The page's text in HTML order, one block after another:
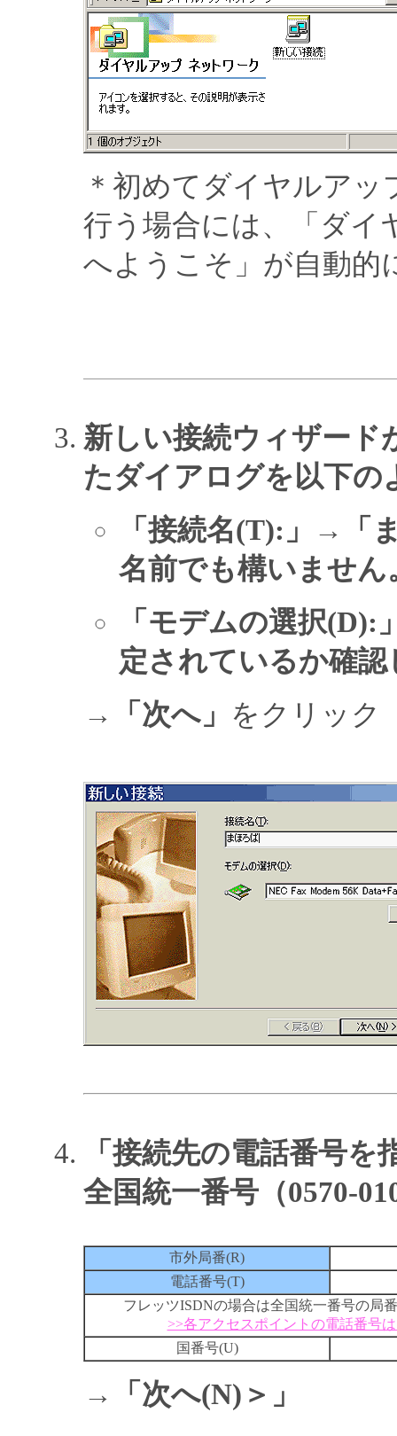
＊初めてダイヤルア
行う場合には、「ダイ
へようこそ」が自動的
新しい接続ウィザード
たダイアログを以下の
「接続名(T):」→「
名前でも構いません
「モデムの選択
定されているか確認
→
「次へ」 をクリック
「接続先の電話番号
全国統一番号（0570-
市外局番(R)
電話番号(T)
フレッツISDNの場合は全国統一番号の局
>>各アクセスポイントの電話番号
国番号(U)
→ 「次へ(N)＞」